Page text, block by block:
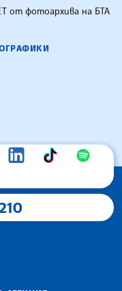
от фотоархива на БТА